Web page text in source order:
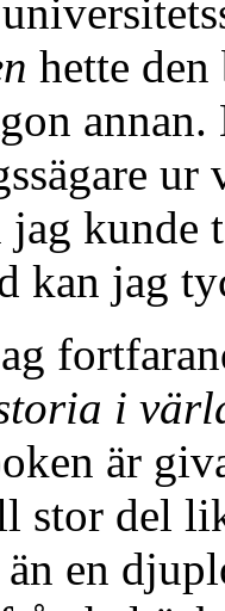
hette
kunde
kan jag
i
är
stor del
än en